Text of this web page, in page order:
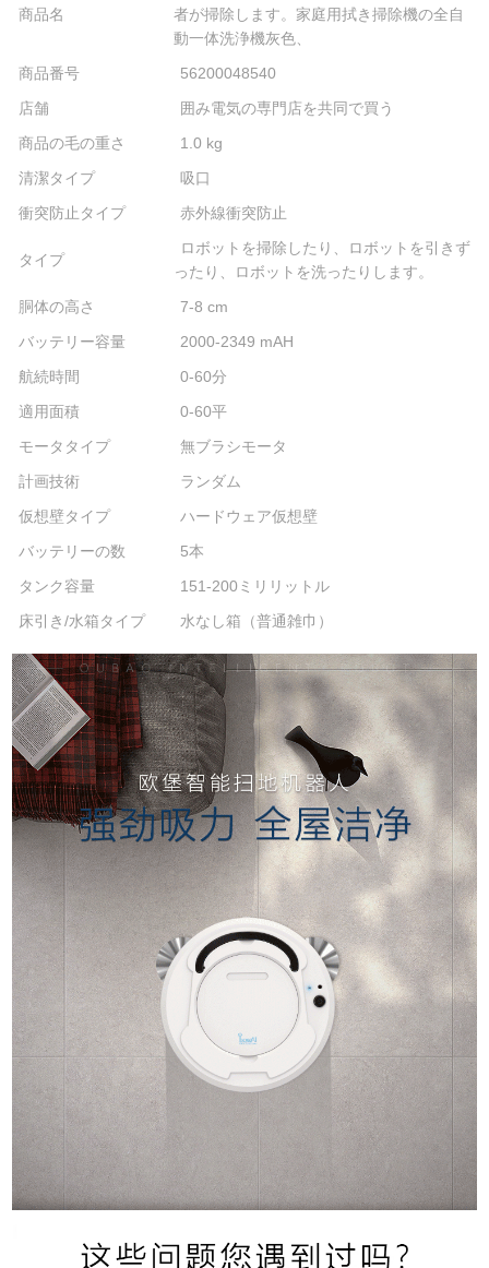
商品名
者が掃除します。家庭用拭き掃除機の全自
動一体洗浄機灰色、
商品番号
56200048540
店舗
囲み電気の専門店を共同で買う
商品の毛の重さ
1.0 kg
清潔タイプ
吸口
衝突防止タイプ
赤外線衝突防止
タイプ
ロボットを掃除したり、ロボットを引きず
ったり、ロボットを洗ったりします。
胴体の高さ
7-8 cm
バッテリー容量
2000-2349 mAH
航続時間
0-60分
適用面積
0-60平
モータタイプ
無ブラシモータ
計画技術
ランダム
仮想壁タイプ
ハードウェア仮想壁
バッテリーの数
5本
タンク容量
151-200ミリリットル
床引き/水箱タイプ
水なし箱（普通雑巾）